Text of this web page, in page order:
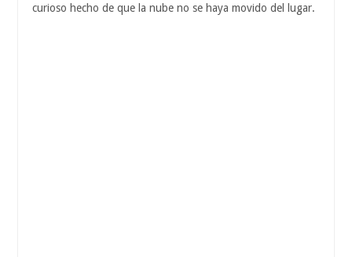
curioso hecho de que la nube no se haya movido del lugar.